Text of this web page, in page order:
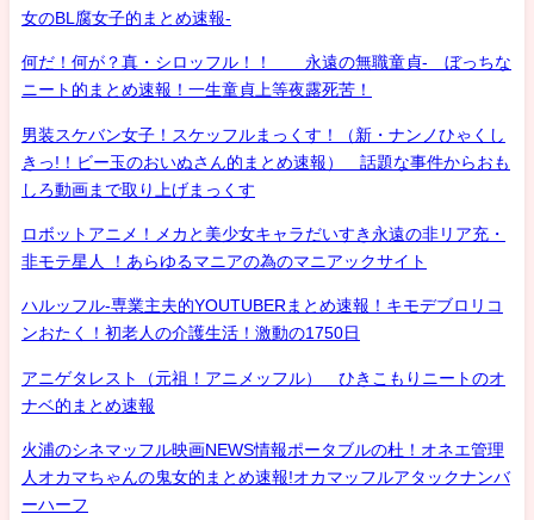
女のBL腐女子的まとめ速報-
何だ！何が？真・シロッフル！！ 永遠の無職童貞- ぼっちな
ニート的まとめ速報！一生童貞上等夜露死苦！
男装スケバン女子！スケッフルまっくす！（新・ナンノひゃくし
きっ!！ビー玉のおいぬさん的まとめ速報） 話題な事件からおも
しろ動画まで取り上げまっくす
ロボットアニメ！メカと美少女キャラだいすき永遠の非リア充・
非モテ星人 ！あらゆるマニアの為のマニアックサイト
ハルッフル-専業主夫的YOUTUBERまとめ速報！キモデブロリコ
ンおたく！初老人の介護生活！激動の1750日
アニゲタレスト（元祖！アニメッフル） ひきこもりニートのオ
ナベ的まとめ速報
火浦のシネマッフル映画NEWS情報ポータブルの杜！オネエ管理
人オカマちゃんの鬼女的まとめ速報!オカマッフルアタックナンバ
ーハーフ